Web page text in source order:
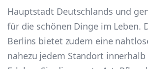
Hauptstadt Deutschlands und
für die schönen Dinge im Leben.
Berlins bietet zudem eine
nahezu jedem Standort